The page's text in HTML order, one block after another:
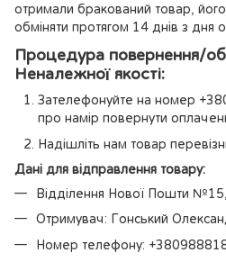
отримали бракований товар,
обміняти протягом 14 днів з дня
Процедура повернення/
Неналежної якості:
Зателефонуйте на номер
про намір повернути
Надішліть нам товар
Дані для відправлення товару:
Відділення Нової Пошти №15,
Отримувач: Гонський
Номер телефону: